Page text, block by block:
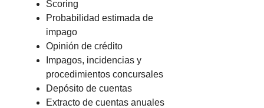
Scoring
Probabilidad estimada de
impago
Opinión de crédito
Impagos, incidencias y
procedimientos concursales
Depósito de cuentas
Extracto de cuentas anuales